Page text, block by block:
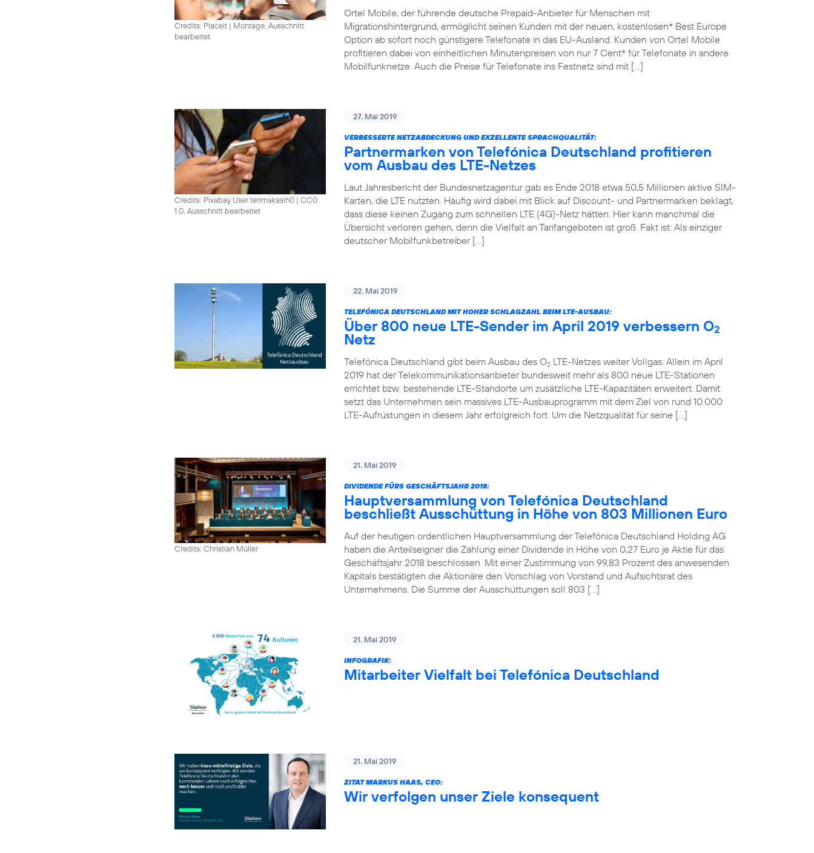
Credits: Placeit | Montage, Ausschnitt
bearbeitet
Ortel Mobile, der führende deutsche Prepaid-Anbieter für Menschen mit
Migrationshintergrund, ermöglicht seinen Kunden mit der neuen, kostenlosen* Best Europe
Option ab sofort noch günstigere Telefonate in das EU-Ausland. Kunden von Ortel Mobile
profitieren dabei von einheitlichen Minutenpreisen von nur 7 Cent* für Telefonate in andere
Mobilfunknetze. Auch die Preise für Telefonate ins Festnetz sind mit […]
Credits: Pixabay User terimakasih0 | CC0
1.0, Ausschnitt bearbeitet
27. Mai 2019
VERBESSERTE NETZABDECKUNG UND EXZELLENTE SPRACHQUALITÄT:
Partnermarken von Telefónica Deutschland profitieren
vom Ausbau des LTE-Netzes
Laut Jahresbericht der Bundesnetzagentur gab es Ende 2018 etwa 50,5 Millionen aktive SIM-
Karten, die LTE nutzten. Häufig wird dabei mit Blick auf Discount- und Partnermarken beklagt,
dass diese keinen Zugang zum schnellen LTE (4G)-Netz hätten. Hier kann manchmal die
Übersicht verloren gehen, denn die Vielfalt an Tarifangeboten ist groß. Fakt ist: Als einziger
deutscher Mobilfunkbetreiber […]
22. Mai 2019
TELEFÓNICA DEUTSCHLAND MIT HOHER SCHLAGZAHL BEIM LTE-AUSBAU:
Über 800 neue LTE-Sender im April 2019 verbessern O2
Netz
Telefónica Deutschland gibt beim Ausbau des O2 LTE-Netzes weiter Vollgas: Allein im April
2019 hat der Telekommunikationsanbieter bundesweit mehr als 800 neue LTE-Stationen
errichtet bzw. bestehende LTE-Standorte um zusätzliche LTE-Kapazitäten erweitert. Damit
setzt das Unternehmen sein massives LTE-Ausbauprogramm mit dem Ziel von rund 10.000
LTE-Aufrüstungen in diesem Jahr erfolgreich fort. Um die Netzqualität für seine […]
Credits: Christian Müller
21. Mai 2019
DIVIDENDE FÜRS GESCHÄFTSJAHR 2018:
Hauptversammlung von Telefónica Deutschland
beschließt Ausschüttung in Höhe von 803 Millionen Euro
Auf der heutigen ordentlichen Hauptversammlung der Telefónica Deutschland Holding AG
haben die Anteilseigner die Zahlung einer Dividende in Höhe von 0,27 Euro je Aktie für das
Geschäftsjahr 2018 beschlossen. Mit einer Zustimmung von 99,83 Prozent des anwesenden
Kapitals bestätigten die Aktionäre den Vorschlag von Vorstand und Aufsichtsrat des
Unternehmens. Die Summe der Ausschüttungen soll 803 […]
21. Mai 2019
INFOGRAFIK:
Mitarbeiter Vielfalt bei Telefónica Deutschland
21. Mai 2019
ZITAT MARKUS HAAS, CEO:
Wir verfolgen unser Ziele konsequent